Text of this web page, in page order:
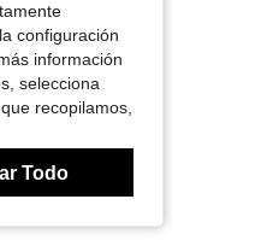
configuración
información
selecciona
recopilamos,
Todo